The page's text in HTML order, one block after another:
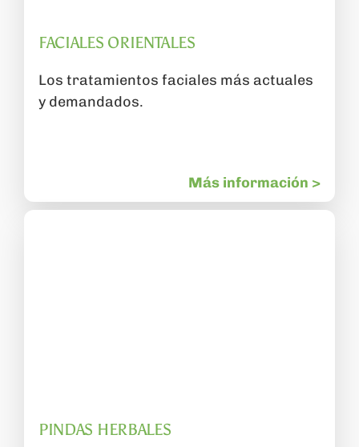
FACIALES ORIENTALES
Los tratamientos faciales más actuales
y demandados.
Más información >
PINDAS HERBALES